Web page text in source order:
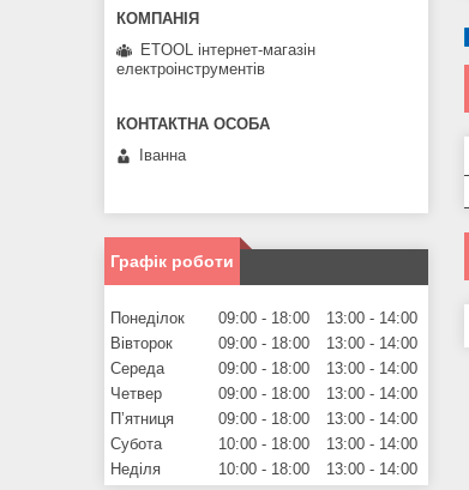
ETOOL інтернет-магазін
електроінструментів
Іванна
Графік роботи
Понеділок 09:00 18:00 13:00
14:00
Вівторок
09:00 18:00 13:00
14:00
Середа
09:00 18:00 13:00
14:00
Четвер
09:00 18:00 13:00
14:00
Пʼятниця
09:00 18:00 13:00
14:00
Субота
10:00 18:00 13:00
14:00
Неділя
10:00 18:00 13:00 14:00